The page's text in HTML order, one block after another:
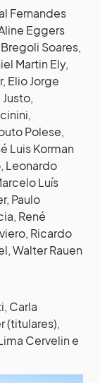
Fernandes
Eggers
Soares,
Martin Ely,
Elio Jorge
Polese,
Luis Korman
Leonardo
Luís
Paulo
René
Ricardo
Walter Rauen
Carla
(titulares),
Cervelin e